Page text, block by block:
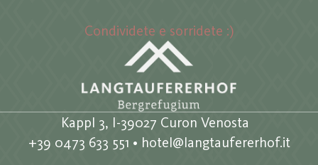
Condividete e sorridete :)
Kappl 3, I-39027 Curon Venosta
+39 0473 633 551 • hotel@langtaufererhof.it